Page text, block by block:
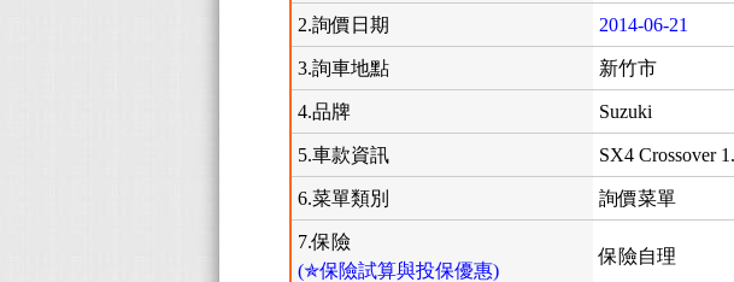
2.詢價日期 2014-06-21
3.詢車地點 新竹市
4.品牌 Suzuki
5.車款資訊 SX4 Crossover
6.菜單類別 詢價菜單
7.保險
(✯保險試算與投保優惠)
保險自理